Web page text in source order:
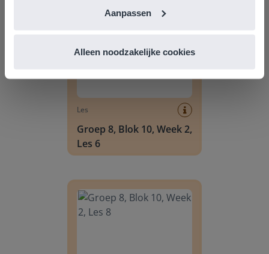
Aanpassen
Alleen noodzakelijke cookies
Les
Groep 8, Blok 10, Week 2,
Les 6